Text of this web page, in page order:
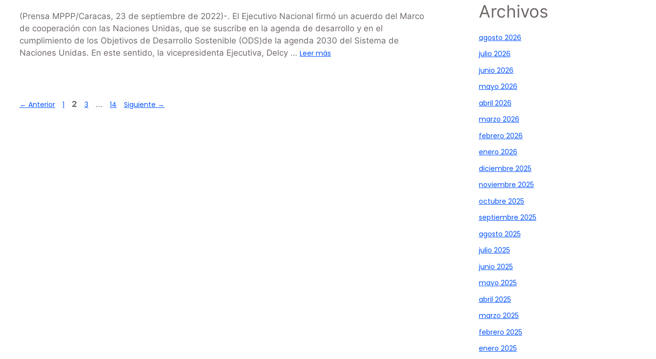
(Prensa MPPP/Caracas, 23 de septiembre de 2022)-. El Ejecutivo Nacional firmó un acuerdo del Marco
de cooperación con las Naciones Unidas, que se suscribe en la agenda de desarrollo y en el
cumplimiento de los Objetivos de Desarrollo Sostenible (ODS)de la agenda 2030 del Sistema de
Naciones Unidas. En este sentido, la vicepresidenta Ejecutiva, Delcy … Leer más
← Anterior 1 2 3 … 14 Siguiente →
Archivos
agosto 2026
julio 2026
junio 2026
mayo 2026
abril 2026
marzo 2026
febrero 2026
enero 2026
diciembre 2025
noviembre 2025
octubre 2025
septiembre 2025
agosto 2025
julio 2025
junio 2025
mayo 2025
abril 2025
marzo 2025
febrero 2025
enero 2025